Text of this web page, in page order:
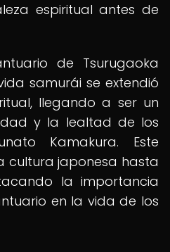
espiritual antes de
de Tsurugaoka
samurái se extendió
llegando a ser un
y la lealtad de los
Kamakura. Este
cultura japonesa hasta
la importancia
en la vida de los